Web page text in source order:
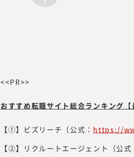
<<PR>>
おすすめ転職サイト総合ランキング【
【①】ビズリーチ（公式： https://
【②】リクルートエージェント（公式